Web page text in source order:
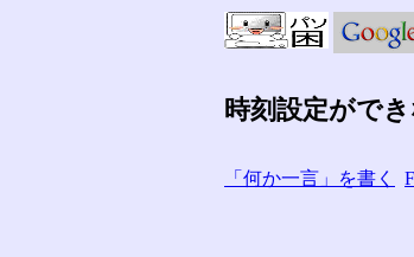
時刻設定がで
「何か一言」を書く